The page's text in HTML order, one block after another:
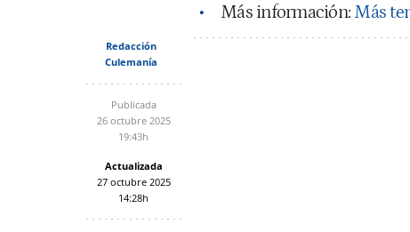
Más información: Más
Redacción
Culemanía
Publicada
26 octubre 2025
19:43h
Actualizada
27 octubre 2025
14:28h